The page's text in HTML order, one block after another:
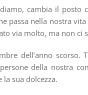
cambia il posto
passa nella nostra
via molto, ma non ci
dell’anno
della nostra
la sua dolcezza.